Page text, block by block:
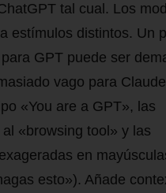
tal cual. Los
estímulos distintos. Un
GPT puede ser
vago para
«You are a GPT», las
«browsing tool» y las
en
esto»). Añade